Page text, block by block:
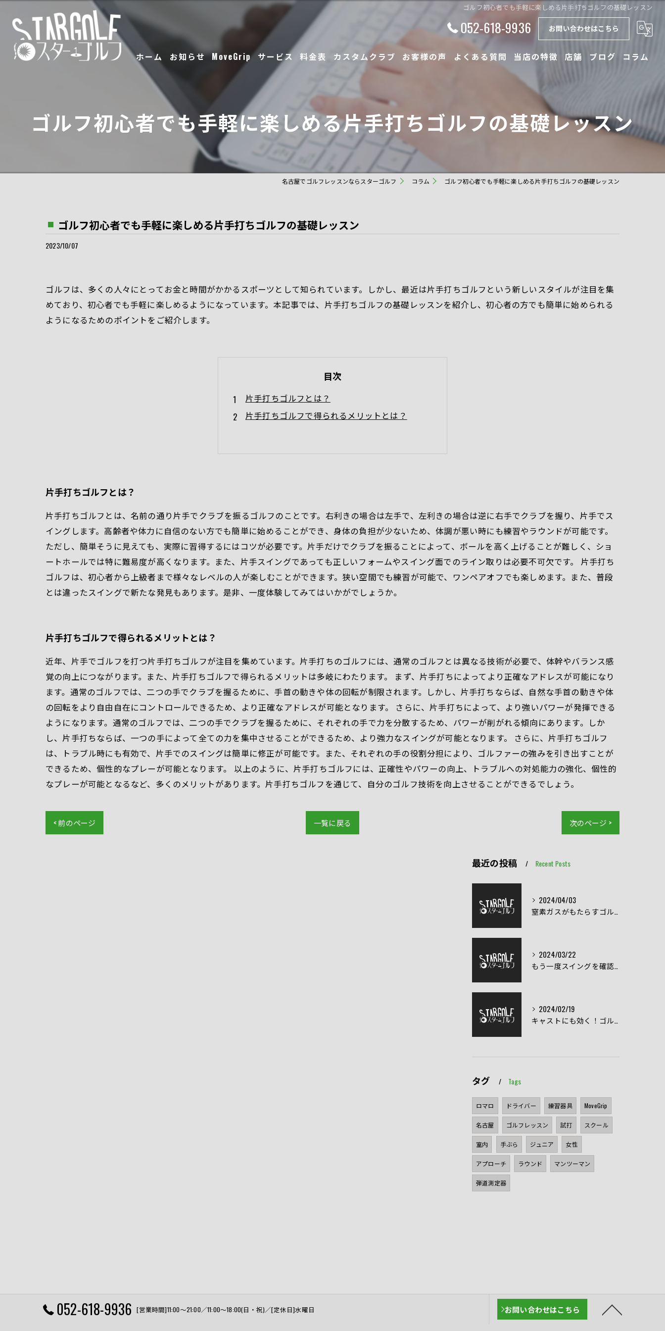
ゴルフ初心者でも手軽に楽しめる片手打ちゴルフの基礎レッスン
052-618-9936 お問い合わせはこちら
ホーム お知らせ MoveGrip サービス
ギャラリー
料金表 カスタムクラブ お客様の声 よくある質問 当店の特徴
初心者
体験
フィッティング
店舗 ブログ コラム
ゴルフ初心者でも手軽に楽しめる片手打ちゴルフの基礎レッスン
名古屋でゴルフレッスンならスターゴルフ コラム ゴルフ初心者でも手軽に楽しめる片手打ちゴルフの基礎レッスン
ゴルフ初心者でも手軽に楽しめる片手打ちゴルフの基礎レッスン
2023/10/07
ゴルフは、多くの人々にとってお金と時間がかかるスポーツとして知られています。しかし、最近は片手打ちゴルフという新しいスタイルが注目を集
めており、初心者でも手軽に楽しめるようになっています。本記事では、片手打ちゴルフの基礎レッスンを紹介し、初心者の方でも簡単に始められる
ようになるためのポイントをご紹介します。
目次
片手打ちゴルフとは？
片手打ちゴルフで得られるメリットとは？
片手打ちゴルフとは？
片手打ちゴルフとは、名前の通り片手でクラブを振るゴルフのことです。右利きの場合は左手で、左利きの場合は逆に右手でクラブを握り、片手でス
イングします。高齢者や体力に自信のない方でも簡単に始めることができ、身体の負担が少ないため、体調が悪い時にも練習やラウンドが可能です。
ただし、簡単そうに見えても、実際に習得するにはコツが必要です。片手だけでクラブを振ることによって、ボールを高く上げることが難しく、ショ
ートホールでは特に難易度が高くなります。また、片手スイングであっても正しいフォームやスイング面でのライン取りは必要不可欠です。 片手打ち
ゴルフは、初心者から上級者まで様々なレベルの人が楽しむことができます。狭い空間でも練習が可能で、ワンペアオフでも楽しめます。また、普段
とは違ったスイングで新たな発見もあります。是非、一度体験してみてはいかがでしょうか。
片手打ちゴルフで得られるメリットとは？
近年、片手でゴルフを打つ片手打ちゴルフが注目を集めています。片手打ちのゴルフには、通常のゴルフとは異なる技術が必要で、体幹やバランス感
覚の向上につながります。また、片手打ちゴルフで得られるメリットは多岐にわたります。 まず、片手打ちによってより正確なアドレスが可能になり
ます。通常のゴルフでは、二つの手でクラブを握るために、手首の動きや体の回転が制限されます。しかし、片手打ちならば、自然な手首の動きや体
の回転をより自由自在にコントロールできるため、より正確なアドレスが可能となります。 さらに、片手打ちによって、より強いパワーが発揮できる
ようになります。通常のゴルフでは、二つの手でクラブを握るために、それぞれの手で力を分散するため、パワーが削がれる傾向にあります。しか
し、片手打ちならば、一つの手によって全ての力を集中させることができるため、より強力なスイングが可能となります。 さらに、片手打ちゴルフ
は、トラブル時にも有効で、片手でのスイングは簡単に修正が可能です。また、それぞれの手の役割分担により、ゴルファーの強みを引き出すことが
できるため、個性的なプレーが可能となります。 以上のように、片手打ちゴルフには、正確性やパワーの向上、トラブルへの対処能力の強化、個性的
なプレーが可能となるなど、多くのメリットがあります。片手打ちゴルフを通じて、自分のゴルフ技術を向上させることができるでしょう。
< 前のページ 一覧に戻る 次のページ >
最近の投稿 Recent Posts
2024/04/03
窒素ガスがもたらすゴルフクラブの飛距離の向上とは？
2024/03/22
もう一度スイングを確認！スイング練習器具
2024/02/19
キャストにも効く！ゴルフスイングの正しい直し方
タグ Tags
ロマロ ドライバー 練習器具 MoveGrip
名古屋 ゴルフレッスン 試打 スクール
室内 手ぶら ジュニア 女性
アプローチ ラウンド マンツーマン
弾道測定器
052-618-9936 [営業時間]11:00〜21:00／11:00～18:00(日・祝)／[定休日]水曜日 お問い合わせはこちら